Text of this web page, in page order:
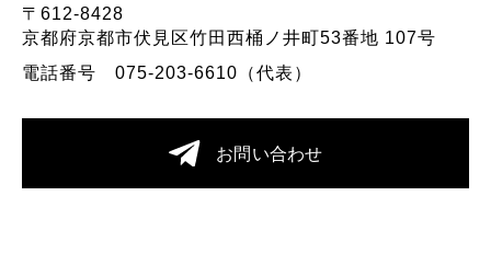
〒612-8428
京都府京都市伏見区竹田西桶ノ井町53番地 107号
電話番号 075-203-6610（代表）